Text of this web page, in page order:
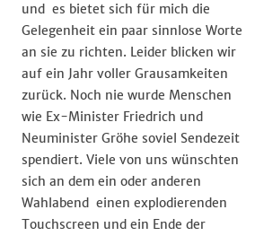
und es bietet sich für mich die
Gelegenheit ein paar sinnlose Worte
an sie zu richten. Leider blicken wir
auf ein Jahr voller Grausamkeiten
zurück. Noch nie wurde Menschen
wie Ex-Minister Friedrich und
Neuminister Gröhe soviel Sendezeit
spendiert. Viele von uns wünschten
sich an dem ein oder anderen
Wahlabend einen explodierenden
Touchscreen und ein Ende der